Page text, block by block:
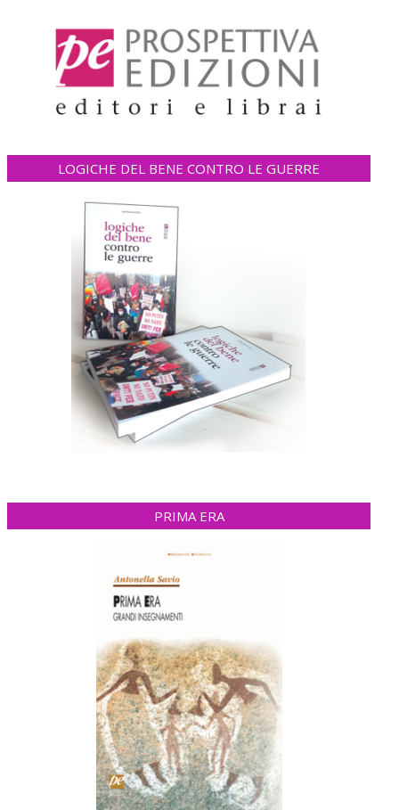
LOGICHE DEL BENE CONTRO LE GUERRE
PRIMA ERA